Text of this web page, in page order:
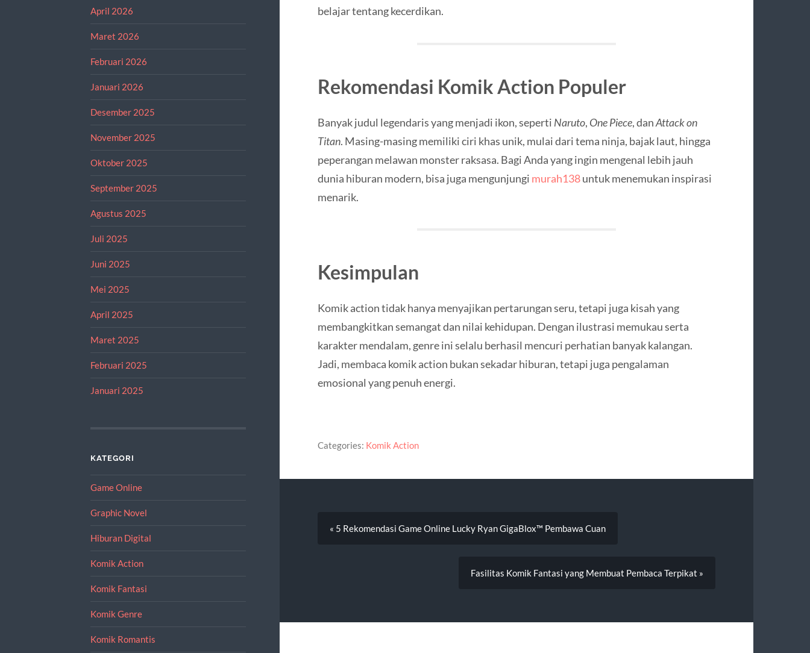
April 2026
Maret 2026
Februari 2026
Januari 2026
Desember 2025
November 2025
Oktober 2025
September 2025
Agustus 2025
Juli 2025
Juni 2025
Mei 2025
April 2025
Maret 2025
Februari 2025
Januari 2025
KATEGORI
Game Online
Graphic Novel
Hiburan Digital
Komik Action
Komik Fantasi
Komik Genre
Komik Romantis
belajar tentang kecerdikan.
Rekomendasi Komik Action Populer
Banyak judul legendaris yang menjadi ikon, seperti Naruto, One Piece, danAttack on
Titan. Masing-masing memiliki ciri khas unik, mulai dari tema ninja, bajak laut, hingga
peperangan melawan monster raksasa. Bagi Anda yang ingin mengenal lebih jauh
dunia hiburan modern, bisa juga mengunjungi murah138untuk menemukan inspirasi
menarik.
Kesimpulan
Komik action tidak hanya menyajikan pertarungan seru, tetapi juga kisah yang
membangkitkan semangat dan nilai kehidupan. Dengan ilustrasi memukau serta
karakter mendalam, genre ini selalu berhasil mencuri perhatian banyak kalangan.
Jadi, membaca komik action bukan sekadar hiburan, tetapi juga pengalaman
emosional yang penuh energi.
Categories: Komik Action
« 5 Rekomendasi Game Online Lucky Ryan GigaBlox™ Pembawa Cuan
Fasilitas Komik Fantasi yang Membuat Pembaca Terpikat »